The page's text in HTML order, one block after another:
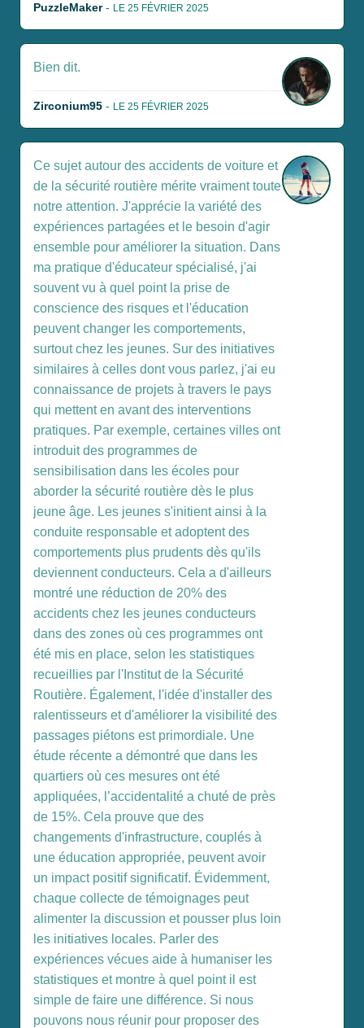
PuzzleMaker- LE 25 FÉVRIER 2025
Bien dit.
Zirconium95 - LE 25 FÉVRIER 2025
Ce sujet autour des accidents de voiture et
de la sécurité routière mérite vraiment toute
notre attention. J'apprécie la variété des
expériences partagées et le besoin d'agir
ensemble pour améliorer la situation. Dans
ma pratique d'éducateur spécialisé, j'ai
souvent vu à quel point la prise de
conscience des risques et l'éducation
peuvent changer les comportements,
surtout chez les jeunes. Sur des initiatives
similaires à celles dont vous parlez, j'ai eu
connaissance de projets à travers le pays
qui mettent en avant des interventions
pratiques. Par exemple, certaines villes ont
introduit des programmes de
sensibilisation dans les écoles pour
aborder la sécurité routière dès le plus
jeune âge. Les jeunes s'initient ainsi à la
conduite responsable et adoptent des
comportements plus prudents dès qu'ils
deviennent conducteurs. Cela a d'ailleurs
montré une réduction de 20% des
accidents chez les jeunes conducteurs
dans des zones où ces programmes ont
été mis en place, selon les statistiques
recueillies par l'Institut de la Sécurité
Routière. Également, l'idée d'installer des
ralentisseurs et d'améliorer la visibilité des
passages piétons est primordiale. Une
étude récente a démontré que dans les
quartiers où ces mesures ont été
appliquées, l’accidentalité a chuté de près
de 15%. Cela prouve que des
changements d'infrastructure, couplés à
une éducation appropriée, peuvent avoir
un impact positif significatif. Évidemment,
chaque collecte de témoignages peut
alimenter la discussion et pousser plus loin
les initiatives locales. Parler des
expériences vécues aide à humaniser les
statistiques et montre à quel point il est
simple de faire une différence. Si nous
pouvons nous réunir pour proposer des